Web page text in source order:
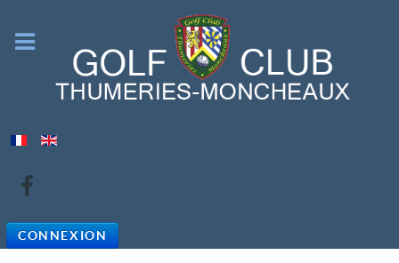
CONNEXION